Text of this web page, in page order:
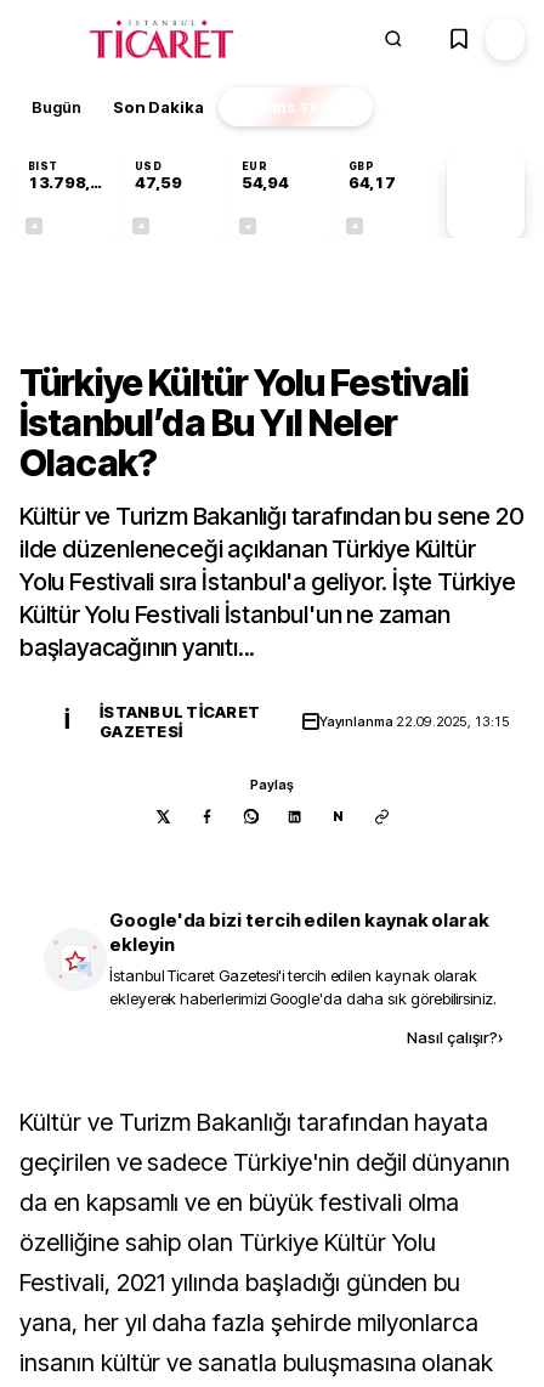
Bugün Son Dakika Finans EKSTRA
BIST
13.798,82
USD
47,59
EUR
54,94
GBP
64,17
Türkiye Kültür Yolu Festivali
İstanbul’da Bu Yıl Neler
Olacak?
Kültür ve Turizm Bakanlığı tarafından bu sene 20
ilde düzenleneceği açıklanan Türkiye Kültür
Yolu Festivali sıra İstanbul'a geliyor. İşte Türkiye
Kültür Yolu Festivali İstanbul'un ne zaman
başlayacağının yanıtı...
İ
İSTANBUL TICARET
GAZETESI
Yayınlanma 22.09.2025, 13:15
Paylaş
N
Google'da bizi tercih edilen kaynak olarak
ekleyin
İstanbul Ticaret Gazetesi'i tercih edilen kaynak olarak
ekleyerek haberlerimizi Google'da daha sık görebilirsiniz.
Nasıl çalışır?›
Kültür ve Turizm Bakanlığı tarafından hayata
geçirilen ve sadece Türkiye'nin değil dünyanın
da en kapsamlı ve en büyük festivali olma
özelliğine sahip olan Türkiye Kültür Yolu
Festivali, 2021 yılında başladığı günden bu
yana, her yıl daha fazla şehirde milyonlarca
insanın kültür ve sanatla buluşmasına olanak